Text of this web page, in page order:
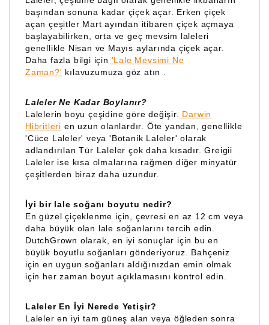
başından sonuna kadar çiçek açar. Erken çiçek
açan çeşitler Mart ayından itibaren çiçek açmaya
başlayabilirken, orta ve geç mevsim laleleri
genellikle Nisan ve Mayıs aylarında çiçek açar.
Daha fazla bilgi için 'Lale Mevsimi Ne
Zaman?' kılavuzumuza göz atın .
Laleler Ne Kadar Boylanır?
Lalelerin boyu çeşidine göre değişir.
Darwin
Hibritleri en uzun olanlardır. Öte yandan, genellikle
'Cüce Laleler' veya 'Botanik Laleler' olarak
adlandırılan Tür Laleler çok daha kısadır. Greigii
Laleler ise kısa olmalarına rağmen diğer minyatür
çeşitlerden biraz daha uzundur.
İyi bir lale soğanı boyutu nedir?
En güzel çiçeklenme için, çevresi en az 12 cm veya
daha büyük olan lale soğanlarını tercih edin.
DutchGrown olarak, en iyi sonuçlar için bu en
büyük boyutlu soğanları gönderiyoruz. Bahçeniz
için en uygun soğanları aldığınızdan emin olmak
için her zaman boyut açıklamasını kontrol edin.
Laleler En İyi Nerede Yetişir?
Laleler en iyi tam güneş alan veya öğleden sonra